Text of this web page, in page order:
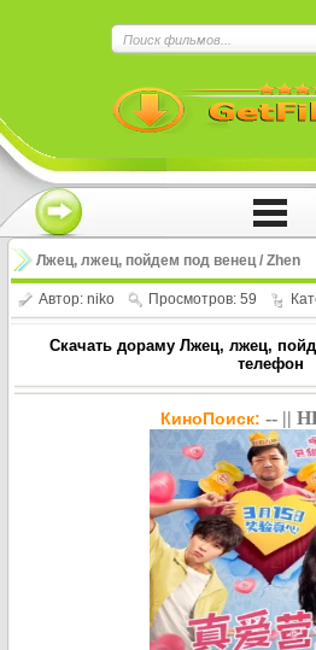
Лжец, лжец, пойдем под венец / Zhen
ai ying ye (2025)
Автор: niko Просмотров: 59
Скачать дораму Лжец, лжец,
телефон
КиноПоиск: -- ||
Нажмите на
!!!Если Вы с телефона
троеточие в правом